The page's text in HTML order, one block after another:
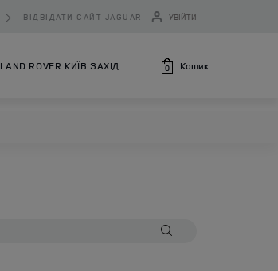
ВІДВІДАТИ САЙТ JAGUAR УВІЙТИ
LAND ROVER КИЇВ ЗАХІД 0 Кошик